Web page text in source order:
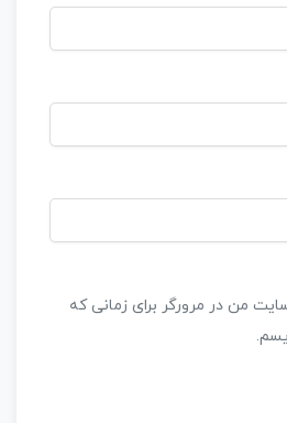
من در مرورگر برای زمانی که